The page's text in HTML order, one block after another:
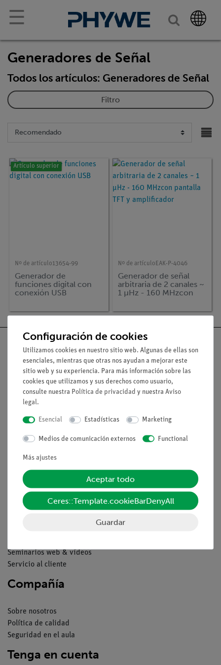
☰
Generadores de Señal
Todos los artículos: Generadores de Señal
Filtro
Artículo superior
Nº de artículo13654-99
Generador de
funciones digital con
conexión USB
Nº de artículo EAK-P-4046
Generador de señal
arbitraria de 2 canales ~
1 µHz - 160 MHzcon
amplificador
Nach oben
Aviso lega
Contacto
Declaración de privacidad
Pie de imprenta
Servicio
Seminarios web & vídeos
Servicio al cliente
Compañía
Sobre nosotros
Política de calidad
Seguridad en el aula
Tenga en cuenta
Configuración de cookies
Utilizamos cookies en nuestro sitio web. Algunas de ellas son
esenciales, mientras que otras nos ayudan a mejorar este
sitio web y su experiencia. Para más información sobre las
cookies que utilizamos y sus derechos como usuario,
consulte nuestra Política de privacidad y nuestra Aviso
legal.
Esencial Estadísticas Marketing
Medios de comunicación externos Functional
Más ajustes
Aceptar todo
Ceres::Template.cookieBarDenyAll
Guardar